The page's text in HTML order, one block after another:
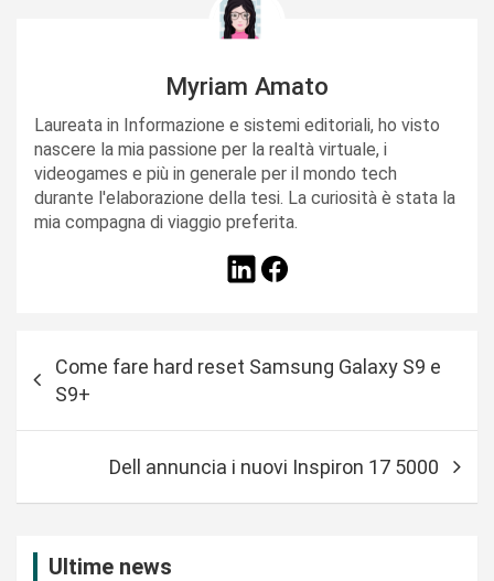
Myriam Amato
Laureata in Informazione e sistemi editoriali, ho visto
nascere la mia passione per la realtà virtuale, i
videogames e più in generale per il mondo tech
durante l'elaborazione della tesi. La curiosità è stata la
mia compagna di viaggio preferita.
Come fare hard reset Samsung Galaxy S9 e
S9+
Dell annuncia i nuovi Inspiron 17 5000
Ultime news